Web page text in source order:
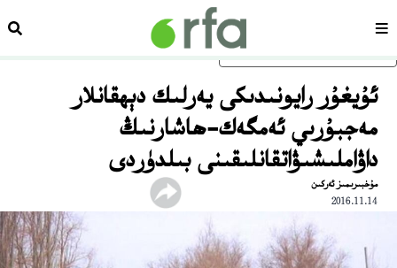
ئاساسلىق مەزمۇنغا ئاتلاڭسەھىپە
ئۇيغۇر رايونىدىكى يەرلىك دېھقانلار
مەجبۇرىي ئەمگەك-ھاشارنىڭ
داۋاملىشىۋاتقانلىقىنى بىلدۈردى
مۇخبىرىمىز ئەركىن
2016.11.14